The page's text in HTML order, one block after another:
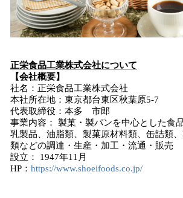
正栄食品工業株式会社について
【会社概要】
社名：正栄食品工業株式会社
本社所在地：東京都台東区秋葉原5-7
代表取締役：本多 市郎
事業内容： 製菓・製パンを中心とした食
乳製品、油脂類、製菓原材料類、缶詰類
類などの調達・生産・加工・流通・販売
設立： 1947年11月
HP： https://www.shoeifoods.co.jp/